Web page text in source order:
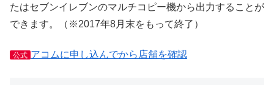
たはセブンイレブンのマルチコピー機から出力することが
できます。（※2017年8月末をもって終了）
公式 アコムに申し込んでから店舗を確認